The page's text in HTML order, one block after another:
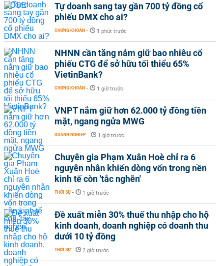
Tự doanh sang tay gần 700 tỷ đồng cổ
phiếu DMX cho ai?
CHỨNG KHOÁN - 1 phút trước
NHNN cần tăng nắm giữ bao nhiêu cổ
phiếu CTG để sở hữu tối thiểu 65%
VietinBank?
CHỨNG KHOÁN - 1 giờ trước
VNPT nắm giữ hơn 62.000 tỷ đồng tiền
mặt, ngang ngửa MWG
DOANH NGHIỆP - 1 giờ trước
Chuyên gia Phạm Xuân Hoè chỉ ra 6
nguyên nhân khiến dòng vốn trong nền
kinh tế còn 'tắc nghẽn'
THỜI SỰ - 1 giờ trước
Đề xuất miễn 30% thuế thu nhập cho hộ
kinh doanh, doanh nghiệp có doanh thu
dưới 10 tỷ đồng
THỜI SỰ - 2 giờ trước